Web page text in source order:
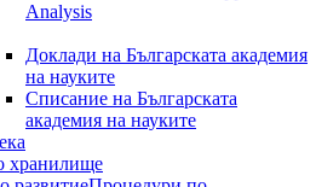
Analysis
Доклади на Българската академия
на науките
Списание на Българската
академия на науките
хранилище